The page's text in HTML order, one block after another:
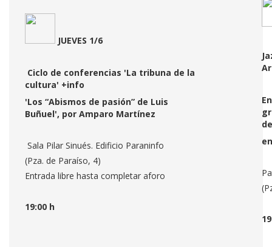
JUEVES 1/6
Ciclo de conferencias 'La tribuna de la
cultura' +info
'Los “Abismos de pasión” de Luis
Buñuel', por Amparo Martínez
Sala Pilar Sinués. Edificio Paraninfo
(Pza. de Paraíso, 4)
Entrada libre hasta completar aforo
19:00 h